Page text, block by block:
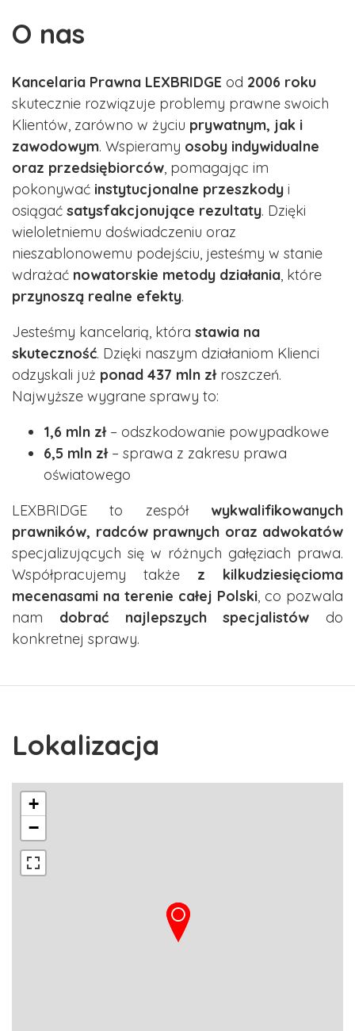
O nas
Kancelaria Prawna LEXBRIDGE od 2006 roku
skutecznie rozwiązuje problemy prawne swoich
Klientów, zarówno w życiu prywatnym, jak i
zawodowym. Wspieramy osoby indywidualne
oraz przedsiębiorców, pomagając im
pokonywać instytucjonalne przeszkody i
osiągać satysfakcjonujące rezultaty. Dzięki
wieloletniemu doświadczeniu oraz
nieszablonowemu podejściu, jesteśmy w stanie
wdrażać nowatorskie metody działania, które
przynoszą realne efekty.
Jesteśmy kancelarią, która stawia na
skuteczność. Dzięki naszym działaniom Klienci
odzyskali już ponad 437 mln złroszczeń.
Najwyższe wygrane sprawy to:
1,6 mln zł– odszkodowanie powypadkowe
6,5 mln zł– sprawa z zakresu prawa
oświatowego
LEXBRIDGE to zespół wykwalifikowanych
prawników, radców prawnych oraz adwokatów
specjalizujących się w różnych gałęziach prawa.
Współpracujemy także z kilkudziesięcioma
mecenasami na terenie całej Polski, co pozwala
nam dobrać najlepszych specjalistów do
konkretnej sprawy.
Lokalizacja
+
−